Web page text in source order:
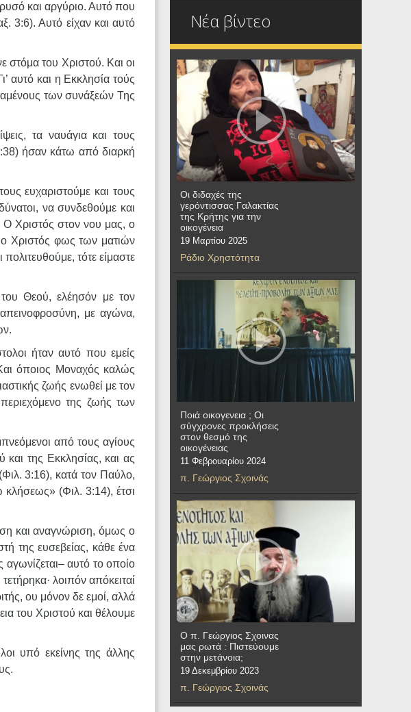
και αργύριο. Αυτό που
3:6). Αυτό είχαν και αυτό
στόμα του Χριστού. Και οι
αυτό και η Εκκλησία τούς
των συνάξεών Της
τα ναυάγια και τους
ήσαν κάτω από διαρκή
ευχαριστούμε και τους
να συνδεθούμε και
Ο Χριστός στον νου μας, ο
Χριστός φως των ματιών
τότε είμαστε
Θεού, ελέησόν με τον
με αγώνα,
ήταν αυτό που εμείς
όποιος Μοναχός καλώς
ζωής ενωθεί με τον
της ζωής των
από τους αγίους
της Εκκλησίας, και ας
3:16), κατά τον Παύλο,
κλήσεως» (Φιλ. 3:14), έτσι
και αναγνώριση, όμως ο
της ευσεβείας, κάθε ένα
αυτό το οποίο
λοιπόν απόκειταί
ου μόνον δε εμοί, αλλά
του Χριστού και θέλουμε
υπό εκείνης της άλλης
Νέα βίντεο
Οι διδαχές της
γερόντισσας Γαλακτίας
της Κρήτης για την
οικογένεια
19 Μαρτίου 2025
Ράδιο Χρηστότητα
Ποιά οικογενεια ; Οι
σύγχρονες προκλήσεις
στον θεσμό της
οικογένειας
11 Φεβρουαρίου 2024
π. Γεώργιος Σχοινάς
Ο π. Γεώργιος Σχοινας
μας ρωτά : Πιστεύουμε
στην μετάνοια;
19 Δεκεμβρίου 2023
π. Γεώργιος Σχοινάς